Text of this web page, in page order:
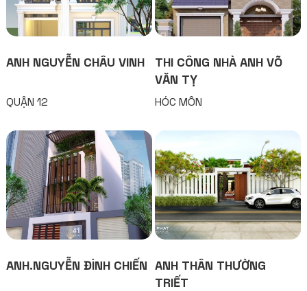
ANH NGUYỄN CHÂU VINH
QUẬN 12
THI CÔNG NHÀ ANH VÕ
VĂN TỴ
HÓC MÔN
ANH.NGUYỄN ĐÌNH CHIẾN ANH THÂN THƯỜNG
TRIẾT